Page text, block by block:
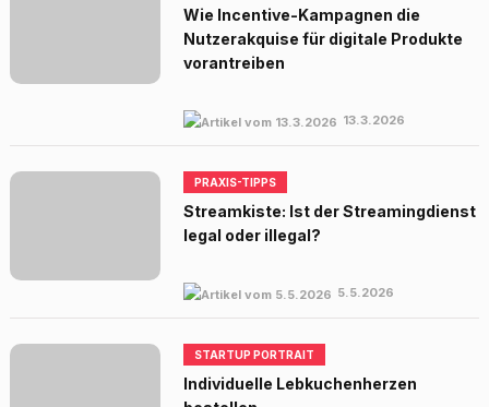
Wie Incentive-Kampagnen die
Nutzerakquise für digitale Produkte
vorantreiben
13.3.2026
PRAXIS-TIPPS
Streamkiste: Ist der Streamingdienst
legal oder illegal?
5.5.2026
STARTUP PORTRAIT
Individuelle Lebkuchenherzen